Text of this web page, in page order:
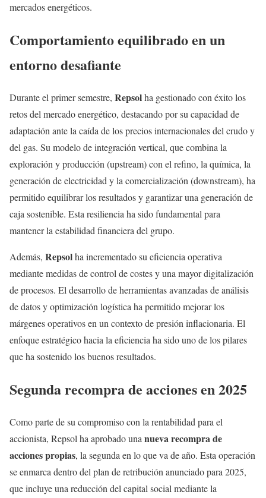
mercados energéticos.
Comportamiento equilibrado en un
entorno desafiante
Durante el primer semestre, Repsolha gestionado con éxito los
retos del mercado energético, destacando por su capacidad de
adaptación ante la caída de los precios internacionales del crudo y
del gas. Su modelo de integración vertical, que combina la
exploración y producción (upstream) con el refino, la química, la
generación de electricidad y la comercialización (downstream), ha
permitido equilibrar los resultados y garantizar una generación de
caja sostenible. Esta resiliencia ha sido fundamental para
mantener la estabilidad financiera del grupo.
Además, Repsolha incrementado su eficiencia operativa
mediante medidas de control de costes y una mayor digitalización
de procesos. El desarrollo de herramientas avanzadas de análisis
de datos y optimización logística ha permitido mejorar los
márgenes operativos en un contexto de presión inflacionaria. El
enfoque estratégico hacia la eficiencia ha sido uno de los pilares
que ha sostenido los buenos resultados.
Segunda recompra de acciones en 2025
Como parte de su compromiso con la rentabilidad para el
accionista, Repsol ha aprobado una nueva recompra de
acciones propias, la segunda en lo que va de año. Esta operación
se enmarca dentro del plan de retribución anunciado para 2025,
que incluye una reducción del capital social mediante la